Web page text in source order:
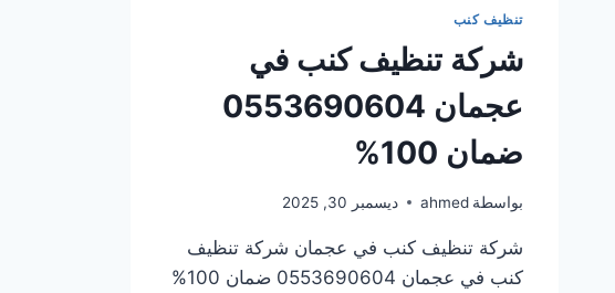
تنظيف كنب
شركة تنظيف كنب في
عجمان 0553690604
ضمان 100%
بواسطة ahmed ديسمبر 30, 2025
شركة تنظيف كنب في عجمان شركة تنظيف
كنب في عجمان 0553690604 ضمان 100%